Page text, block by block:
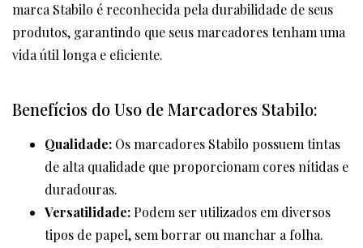
marca Stabilo é reconhecida pela durabilidade de seus
produtos, garantindo que seus marcadores tenham uma
vida útil longa e eficiente.
Benefícios do Uso de Marcadores Stabilo:
Qualidade: Os marcadores Stabilo possuem tintas
de alta qualidade que proporcionam cores nítidas e
duradouras.
Versatilidade: Podem ser utilizados em diversos
tipos de papel, sem borrar ou manchar a folha.